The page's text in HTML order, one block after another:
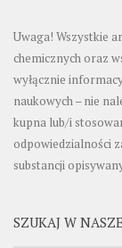
Uwaga! Wszystkie
chemicznych oraz
wyłącznie
naukowych – nie
kupna lub/i
odpowiedzialności
substancji
SZUKAJ W